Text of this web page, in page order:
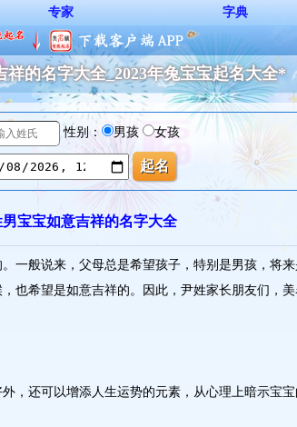
专家 字典
祥的名字大全_2023年兔宝宝起名大全*
性别： 男孩 女孩
男宝宝如意吉祥的名字大全
般说来，父母总是希望孩子，特别是男孩，将
希望是如意吉祥的。因此，尹姓家长朋友们，
还可以增添人生运势的元素，从心理上暗示宝宝